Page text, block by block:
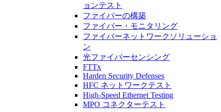
ョンテスト
ファイバーの構築
ファイバー・モニタリング
ファイバーネットワークソリューショ
ン
光ファイバーセンシング
FTTx
Harden Security Defenses
HFC ネットワークテスト
High-Speed Ethernet Testing
MPO コネクターテスト